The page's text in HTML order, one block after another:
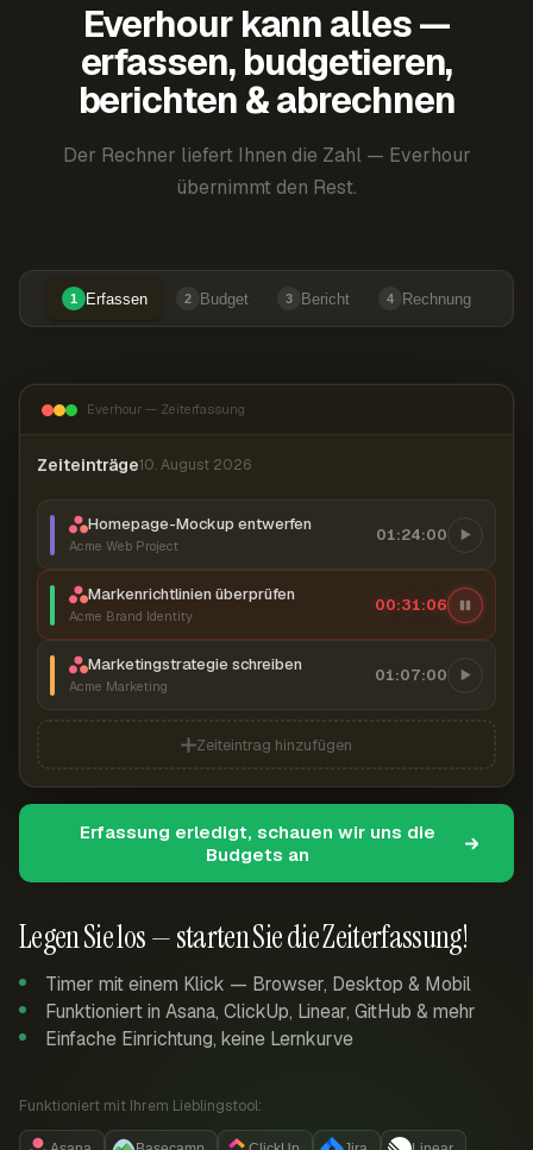
Everhour kann alles —
erfassen, budgetieren,
berichten & abrechnen
Der Rechner liefert Ihnen die Zahl — Everhour
übernimmt den Rest.
1 Erfassen 2 Budget 3 Bericht 4 Rechnung
Legen Sie los — starten Sie die Zeiterfassung!
Timer mit einem Klick — Browser, Desktop & Mobil
Funktioniert in Asana, ClickUp, Linear, GitHub & mehr
Einfache Einrichtung, keine Lernkurve
Funktioniert mit Ihrem Lieblingstool:
Everhour — Zeiterfassung
Zeiteinträge10. August 2026
Homepage-Mockup entwerfen
Acme Web Project
01:24:00
Markenrichtlinien überprüfen
Acme Brand Identity
00:31:07
Marketingstrategie schreiben
Acme Marketing
01:07:00
Zeiteintrag hinzufügen
Erfassung erledigt, schauen wir uns die
Budgets an